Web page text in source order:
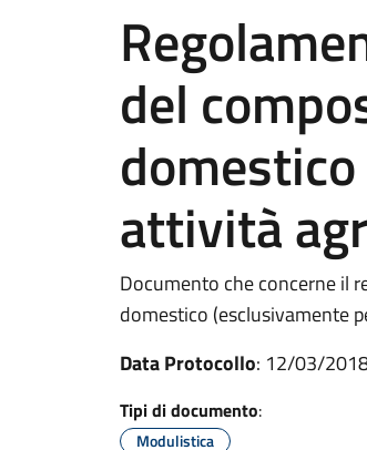
del
attività
Documento che concerne il
domestico (esclusivamente
Data Protocollo: 12/03/
Tipi di documento:
Modulistica